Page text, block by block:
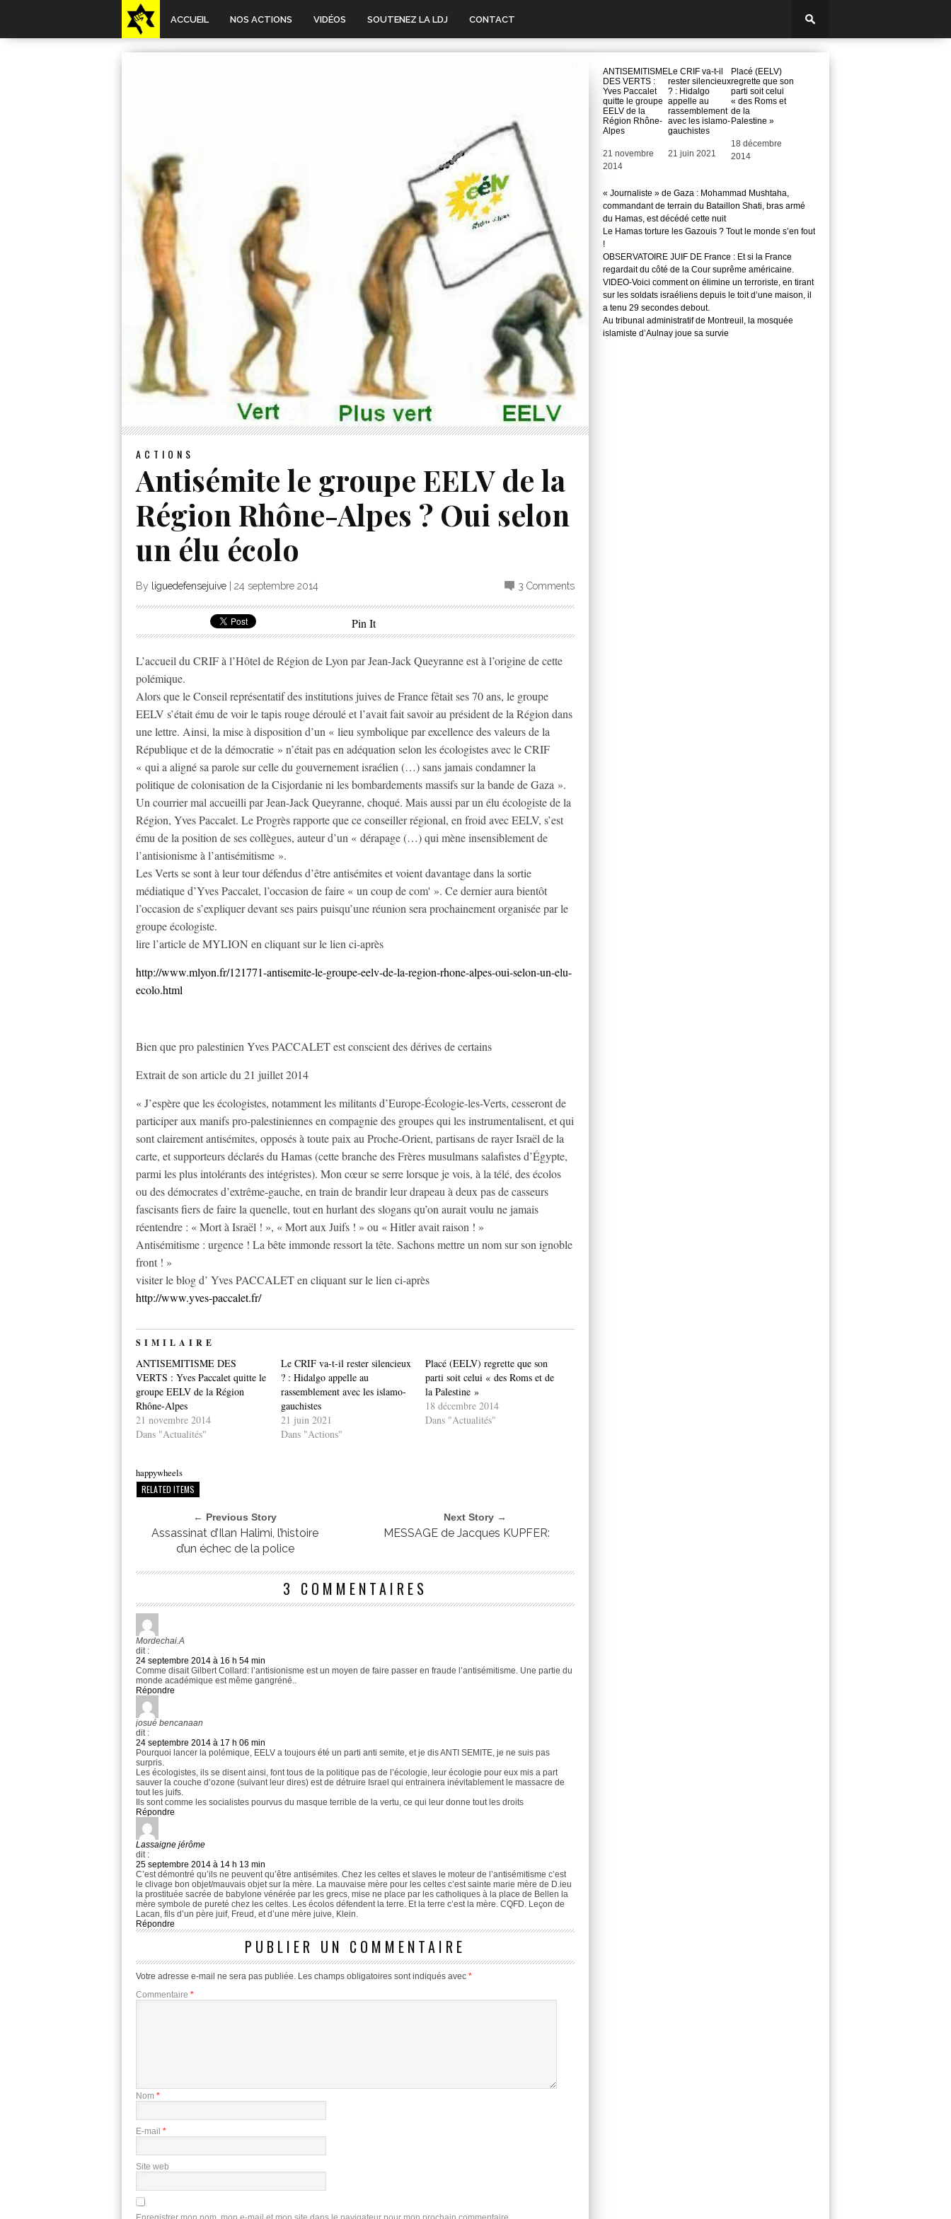
ACCUEIL NOS ACTIONS VIDÉOS SOUTENEZ LA LDJ CONTACT
ACTIONS
Antisémite le groupe EELV de la
Région Rhône-Alpes ? Oui selon
un élu écolo
By liguedefensejuive 24 septembre 2014 3 Comments
Pin It
L’accueil du CRIF à l’Hôtel de Région de Lyon par Jean-Jack Queyranne est à l’origine de cette
polémique.
Alors que le Conseil représentatif des institutions juives de France fêtait ses 70 ans, le groupe
EELV s’était ému de voir le tapis rouge déroulé et l’avait fait savoir au président de la Région dans
une lettre. Ainsi, la mise à disposition d’un « lieu symbolique par excellence des valeurs de la
République et de la démocratie » n’était pas en adéquation selon les écologistes avec le CRIF
« qui a aligné sa parole sur celle du gouvernement israélien (…) sans jamais condamner la
politique de colonisation de la Cisjordanie ni les bombardements massifs sur la bande de Gaza ».
Un courrier mal accueilli par Jean-Jack Queyranne, choqué. Mais aussi par un élu écologiste de la
Région, Yves Paccalet. Le Progrès rapporte que ce conseiller régional, en froid avec EELV, s’est
ému de la position de ses collègues, auteur d’un « dérapage (…) qui mène insensiblement de
l’antisionisme à l’antisémitisme ».
Les Verts se sont à leur tour défendus d’être antisémites et voient davantage dans la sortie
médiatique d’Yves Paccalet, l’occasion de faire « un coup de com' ». Ce dernier aura bientôt
l’occasion de s’expliquer devant ses pairs puisqu’une réunion sera prochainement organisée par le
groupe écologiste.
lire l’article de MYLION en cliquant sur le lien ci-après
http://www.mlyon.fr/121771-antisemite-le-groupe-eelv-de-la-region-rhone-alpes-oui-selon-un-elu-
ecolo.html
Bien que pro palestinien Yves PACCALET est conscient des dérives de certains
Extrait de son article du 21 juillet 2014
« J’espère que les écologistes, notamment les militants d’Europe-Écologie-les-Verts, cesseront de
participer aux manifs pro-palestiniennes en compagnie des groupes qui les instrumentalisent, et qui
sont clairement antisémites, opposés à toute paix au Proche-Orient, partisans de rayer Israël de la
carte, et supporteurs déclarés du Hamas (cette branche des Frères musulmans salafistes d’Égypte,
parmi les plus intolérants des intégristes). Mon cœur se serre lorsque je vois, à la télé, des écolos
ou des démocrates d’extrême-gauche, en train de brandir leur drapeau à deux pas de casseurs
fascisants fiers de faire la quenelle, tout en hurlant des slogans qu’on aurait voulu ne jamais
réentendre : « Mort à Israël ! », « Mort aux Juifs ! » ou « Hitler avait raison ! »
Antisémitisme : urgence ! La bête immonde ressort la tête. Sachons mettre un nom sur son ignoble
front ! »
visiter le blog d’ Yves PACCALET en cliquant sur le lien ci-après
http://www.yves-paccalet.fr/
SIMILAIRE
ANTISEMITISME DES
VERTS : Yves Paccalet quitte le
groupe EELV de la Région
Rhône-Alpes
21 novembre 2014
Dans "Actualités"
Le CRIF va-t-il rester silencieux
? : Hidalgo appelle au
rassemblement avec les islamo-
gauchistes
21 juin 2021
Dans "Actions"
Placé (EELV) regrette que son
parti soit celui « des Roms et de
la Palestine »
18 décembre 2014
Dans "Actualités"
happywheels
RELATED ITEMS
← Previous Story
Assassinat d’Ilan Halimi, l’histoire
d’un échec de la police
Next Story →
MESSAGE de Jacques KUPFER:
3 COMMENTAIRES
Mordechai.A
dit :
24 septembre 2014 à 16 h 54 min
Comme disait Gilbert Collard: l’antisionisme est un moyen de faire passer en fraude l’antisémitisme. Une partie du
monde académique est même gangréné..
Répondre
josué bencanaan
dit :
24 septembre 2014 à 17 h 06 min
Pourquoi lancer la polémique, EELV a toujours été un parti anti semite, et je dis ANTI SEMITE, je ne suis pas
surpris.
Les écologistes, ils se disent ainsi, font tous de la politique pas de l’écologie, leur écologie pour eux mis a part
sauver la couche d’ozone (suivant leur dires) est de détruire Israel qui entrainera inévitablement le massacre de
tout les juifs.
Ils sont comme les socialistes pourvus du masque terrible de la vertu, ce qui leur donne tout les droits
Répondre
Lassaigne jérôme
dit :
25 septembre 2014 à 14 h 13 min
C’est démontré qu’ils ne peuvent qu’être antisémites. Chez les celtes et slaves le moteur de l’antisémitisme c’est
le clivage bon objet/mauvais objet sur la mère. La mauvaise mère pour les celtes c’est sainte marie mère de D.ieu
la prostituée sacrée de babylone vénérée par les grecs, mise ne place par les catholiques à la place de Bellen la
mère symbole de pureté chez les celtes. Les écolos défendent la terre. Et la terre c’est la mère. CQFD. Leçon de
Lacan, fils d’un père juif, Freud, et d’une mère juive, Klein.
Répondre
PUBLIER UN COMMENTAIRE
Votre adresse e-mail ne sera pas publiée. Les champs obligatoires sont indiqués avec *
Commentaire *
Nom *
E-mail *
Site web
ANTISEMITISME
DES VERTS :
Yves Paccalet
quitte le groupe
EELV de la
Région Rhône-
Alpes
Date
21 novembre
2014
Le CRIF va-t-il
rester silencieux
? : Hidalgo
appelle au
rassemblement
avec les islamo-
gauchistes
Date
21 juin 2021
Placé (EELV)
regrette que son
parti soit celui
« des Roms et
de la
Palestine »
Date
18 décembre
2014
« Journaliste » de Gaza : Mohammad Mushtaha,
commandant de terrain du Bataillon Shati, bras armé
du Hamas, est décédé cette nuit
Le Hamas torture les Gazouis ? Tout le monde s’en fout
!
OBSERVATOIRE JUIF DE France : Et si la France
regardait du côté de la Cour suprême américaine.
VIDEO-Voici comment on élimine un terroriste, en tirant
sur les soldats israéliens depuis le toit d’une maison, il
a tenu 29 secondes debout.
Au tribunal administratif de Montreuil, la mosquée
islamiste d’Aulnay joue sa survie